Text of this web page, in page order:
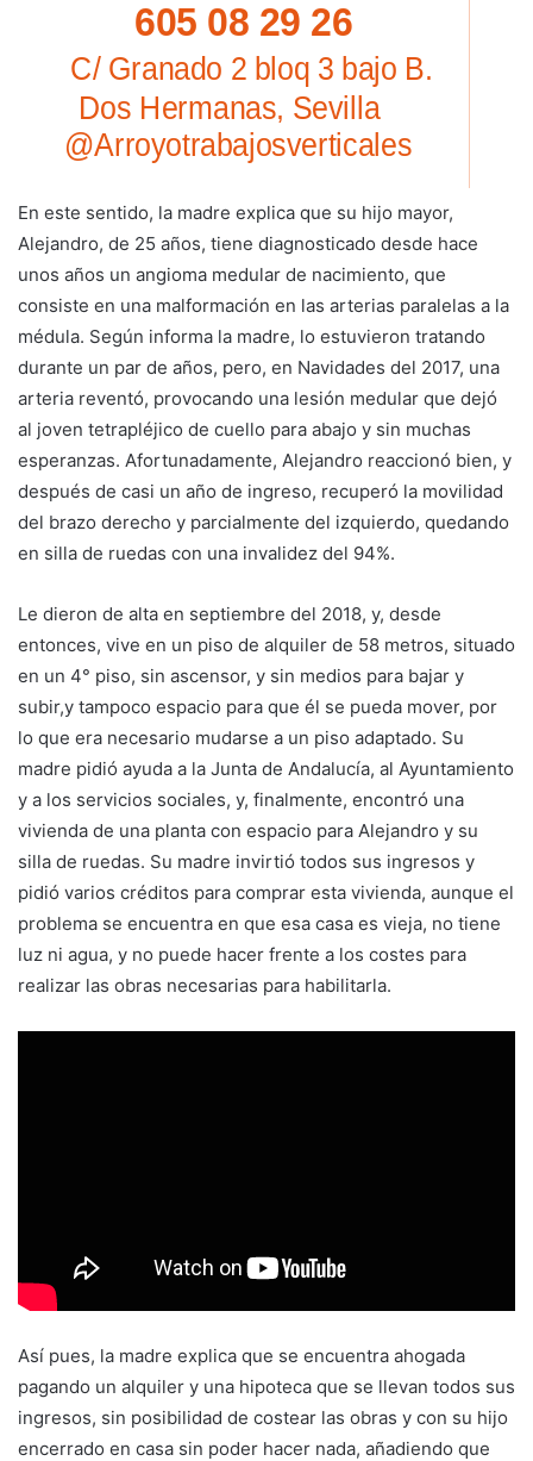
En este sentido, la madre explica que su hijo mayor,
Alejandro, de 25 años, tiene diagnosticado desde hace
unos años un angioma medular de nacimiento, que
consiste en una malformación en las arterias paralelas a la
médula. Según informa la madre, lo estuvieron tratando
durante un par de años, pero, en Navidades del 2017, una
arteria reventó, provocando una lesión medular que dejó
al joven tetrapléjico de cuello para abajo y sin muchas
esperanzas. Afortunadamente, Alejandro reaccionó bien, y
después de casi un año de ingreso, recuperó la movilidad
del brazo derecho y parcialmente del izquierdo, quedando
en silla de ruedas con una invalidez del 94%.
Le dieron de alta en septiembre del 2018, y, desde
entonces, vive en un piso de alquiler de 58 metros, situado
en un 4° piso, sin ascensor, y sin medios para bajar y
subir,y tampoco espacio para que él se pueda mover, por
lo que era necesario mudarse a un piso adaptado. Su
madre pidió ayuda a la Junta de Andalucía, al Ayuntamiento
y a los servicios sociales, y, finalmente, encontró una
vivienda de una planta con espacio para Alejandro y su
silla de ruedas. Su madre invirtió todos sus ingresos y
pidió varios créditos para comprar esta vivienda, aunque el
problema se encuentra en que esa casa es vieja, no tiene
luz ni agua, y no puede hacer frente a los costes para
realizar las obras necesarias para habilitarla.
Así pues, la madre explica que se encuentra ahogada
pagando un alquiler y una hipoteca que se llevan todos sus
ingresos, sin posibilidad de costear las obras y con su hijo
encerrado en casa sin poder hacer nada, añadiendo que